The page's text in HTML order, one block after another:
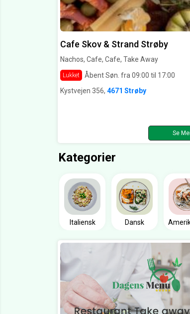
Cafe Skov & Strand Strøby
Nachos, Cafe, Cafe, Take Away
Lukket Åbent Søn. fra 09:00 til 17:00
Kystvejen 356, 4671 Strøby
Se
Kategorier
Italiensk Dansk